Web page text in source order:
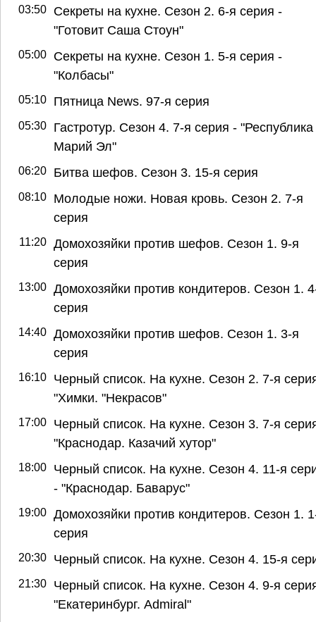
03:50
Секреты на кухне. Сезон 2. 6-я серия -
"Готовит Саша Стоун"
05:00
Секреты на кухне. Сезон 1. 5-я серия -
"Колбасы"
05:10 Пятница News. 97-я серия
05:30
Гастротур. Сезон 4. 7-я серия - "Республика
Марий Эл"
06:20 Битва шефов. Сезон 3. 15-я серия
08:10
Молодые ножи. Новая кровь. Сезон 2. 7-я
серия
11:20 Домохозяйки против шефов. Сезон 1. 9-я
серия
13:00 Домохозяйки против кондитеров. Сезон 1.
серия
14:40 Домохозяйки против шефов. Сезон 1. 3-я
серия
16:10
Черный список. На кухне. Сезон 2. 7-я
"Химки. "Некрасов"
17:00
Черный список. На кухне. Сезон 3. 7-я
"Краснодар. Казачий хутор"
18:00
Черный список. На кухне. Сезон 4. 11-я
- "Краснодар. Баварус"
19:00 Домохозяйки против кондитеров. Сезон 1.
серия
20:30 Черный список. На кухне. Сезон 4. 15-я
21:30
Черный список. На кухне. Сезон 4. 9-я
"Екатеринбург. Admiral"